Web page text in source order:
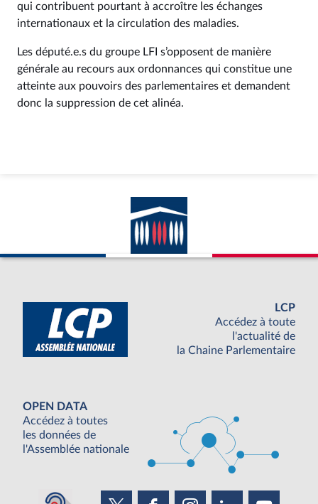
qui contribuent pourtant à accroître les échanges
internationaux et la circulation des maladies.
Les député.e.s du groupe LFI s’opposent de manière
générale au recours aux ordonnances qui constitue une
atteinte aux pouvoirs des parlementaires et demandent
donc la suppression de cet alinéa.
LCP
Accédez à toute
l'actualité de
la Chaine Parlementaire
OPEN DATA
Accédez à toutes
les données de
l'Assemblée nationale